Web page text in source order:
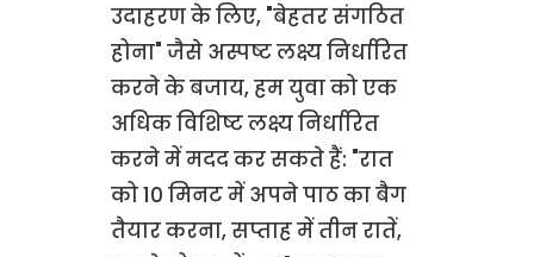
उदाहरण के लिए, "बेहतर संगठित
होना" जैसे अस्पष्ट लक्ष्य निर्धारित
करने के बजाय, हम युवा को एक
अधिक विशिष्ट लक्ष्य निर्धारित
करने में मदद कर सकते हैं: "रात
को 10 मिनट में अपने पाठ का बैग
तैयार करना, सप्ताह में तीन रातें,